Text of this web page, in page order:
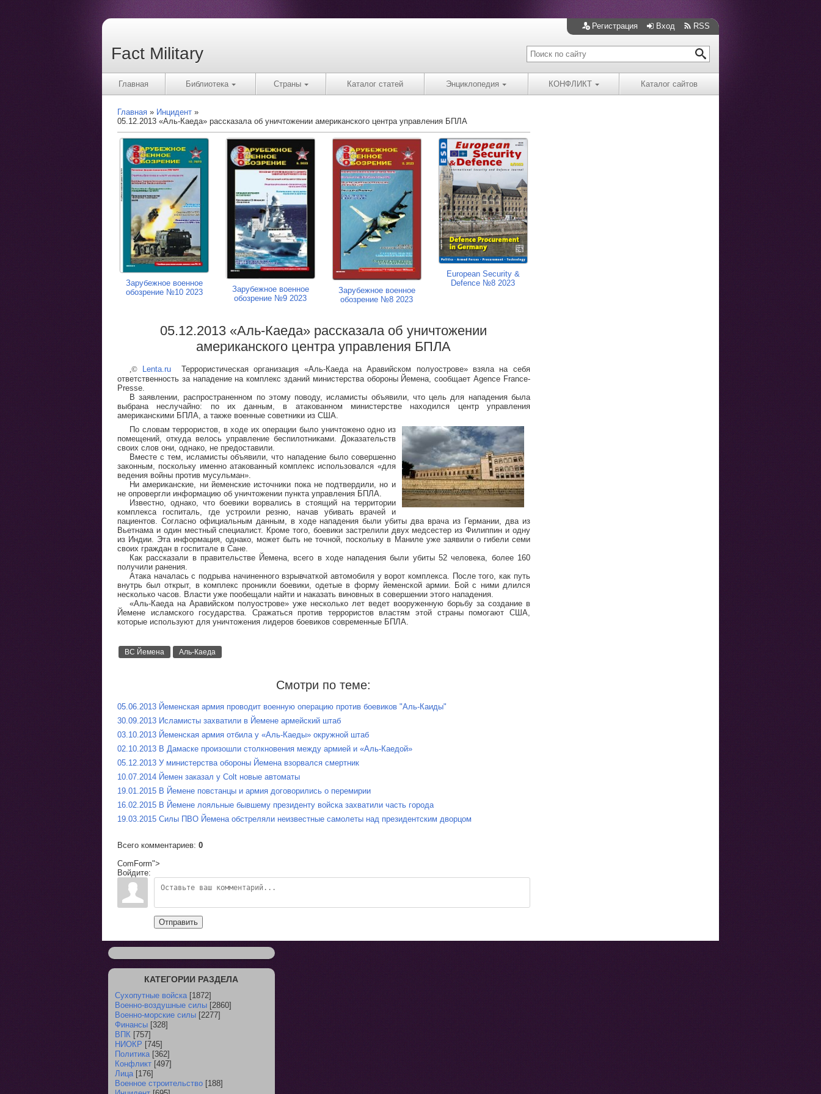
Регистрация Вход RSS
Fact Military
Главная Библиотека Страны Каталог статей Энциклопедия КОНФЛИКТ Каталог сайтов
Главная
Инцидент
05.12.2013 «Аль-Каеда» рассказала об уничтожении американского центра управления БПЛА
Зарубежное военное
обозрение №10 2023
Зарубежное военное
обозрение №9 2023
Зарубежное военное
обозрение №8 2023
European Security &
Defence №8 2023
05.12.2013 «Аль-Каеда» рассказала об уничтожении
американского центра управления БПЛА
© Lenta.ru Террористическая организация «Аль-Каеда на Аравийском полуострове» взяла на себя
ответственность за нападение на комплекс зданий министерства обороны Йемена, сообщает Agence France-
Presse.
В заявлении, распространенном по этому поводу, исламисты объявили, что цель для нападения была
выбрана неслучайно: по их данным, в атакованном министерстве находился центр управления
американскими БПЛА, а также военные советники из США.
По словам террористов, в ходе их операции было уничтожено одно из
помещений, откуда велось управление беспилотниками. Доказательств
своих слов они, однако, не предоставили.
Вместе с тем, исламисты объявили, что нападение было совершенно
законным, поскольку именно атакованный комплекс использовался «для
ведения войны против мусульман».
Ни американские, ни йеменские источники пока не подтвердили, но и
не опровергли информацию об уничтожении пункта управления БПЛА.
Известно, однако, что боевики ворвались в стоящий на территории
комплекса госпиталь, где устроили резню, начав убивать врачей и
пациентов. Согласно официальным данным, в ходе нападения были убиты два врача из Германии, два из
Вьетнама и один местный специалист. Кроме того, боевики застрелили двух медсестер из Филиппин и одну
из Индии. Эта информация, однако, может быть не точной, поскольку в Маниле уже заявили о гибели семи
своих граждан в госпитале в Сане.
Как рассказали в правительстве Йемена, всего в ходе нападения были убиты 52 человека, более 160
получили ранения.
Атака началась с подрыва начиненного взрывчаткой автомобиля у ворот комплекса. После того, как путь
внутрь был открыт, в комплекс проникли боевики, одетые в форму йеменской армии. Бой с ними длился
несколько часов. Власти уже пообещали найти и наказать виновных в совершении этого нападения.
«Аль-Каеда на Аравийском полуострове» уже несколько лет ведет вооруженную борьбу за создание в
Йемене исламского государства. Сражаться против террористов властям этой страны помогают США,
которые используют для уничтожения лидеров боевиков современные БПЛА.
ВС Йемена Аль-Каеда
Смотри по теме:
05.06.2013 Йеменская армия проводит военную операцию против боевиков "Аль-Каиды"
30.09.2013 Исламисты захватили в Йемене армейский штаб
03.10.2013 Йеменская армия отбила у «Аль-Каеды» окружной штаб
02.10.2013 В Дамаске произошли столкновения между армией и «Аль-Каедой»
05.12.2013 У министерства обороны Йемена взорвался смертник
10.07.2014 Йемен заказал у Colt новые автоматы
19.01.2015 В Йемене повстанцы и армия договорились о перемирии
16.02.2015 В Йемене лояльные бывшему президенту войска захватили часть города
19.03.2015 Силы ПВО Йемена обстреляли неизвестные самолеты над президентским дворцом
Всего комментариев: 0
ComForm">
Войдите:
Отправить
КАТЕГОРИИ РАЗДЕЛА
Сухопутные войска [1872]
Военно-воздушные силы [2860]
Военно-морские силы [2277]
Финансы [328]
ВПК [757]
НИОКР [745]
Политика [362]
Конфликт [497]
Лица [176]
Военное строительство [188]